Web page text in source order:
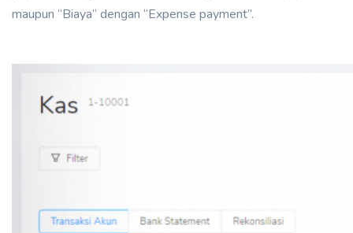
maupun “Biaya” dengan “Expense payment”.